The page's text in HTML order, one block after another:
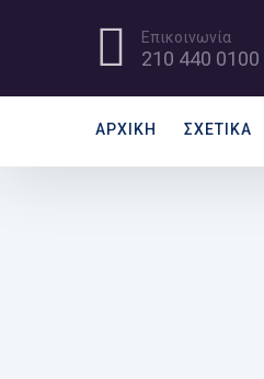
Επικοινωνία
210 440 0100
ΑΡΧΙΚΉ ΣΧΕΤΙΚΆ